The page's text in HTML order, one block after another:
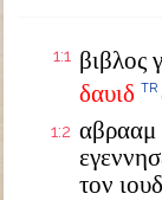
1:1 βιβλος
δαυιδ TR
1:2 αβρααμ
τον